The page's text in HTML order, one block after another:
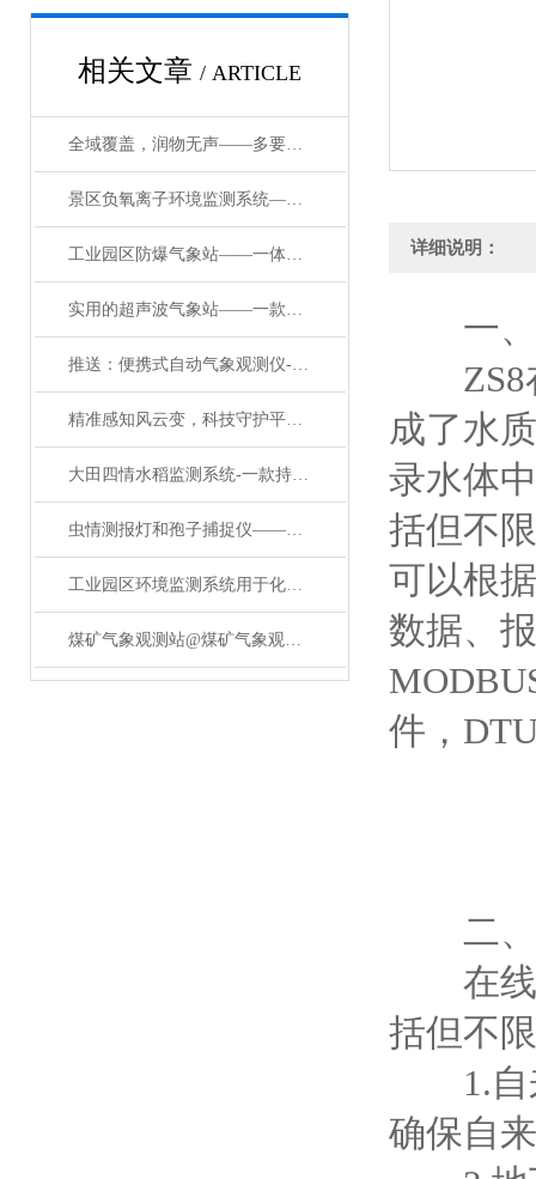
相关文章 / ARTICLE
全域覆盖，润物无声——多要素新型自动气象站的场景赋能实践
景区负氧离子环境监测系统——悠然自得的负氧离子测试设备#2024(万象推送)
工业园区防爆气象站——一体化防爆气象站：轻量化设计，适配多类危险场景
实用的超声波气象站——一款千红万紫安排著旅游景区自动气象站#2024已更新
推送：便携式自动气象观测仪-铸造品质的小型便携式自动气象站
精准感知风云变，科技守护平安行——高精度气象自动监测系统的实践与价值
大田四情水稻监测系统-一款持之以恒的粮食作物四情监测系统#2023已更新
虫情测报灯和孢子捕捉仪——一款精准防控病害孢子自动捕捉系统#2024已更新
工业园区环境监测系统用于化工罐区油库等场所
煤矿气象观测站@煤矿气象观测站厂家怎么选#新一轮降雪来袭
详细说明：
一、
ZS8在
成了水
录水体
括但不
可以根
数据、
件，
二、
在线
括但不
1.自来
确保自